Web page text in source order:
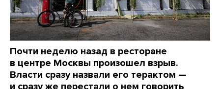
Почти неделю назад в ресторане
в центре Москвы произошел взрыв.
Власти сразу назвали его терактом —
и сразу же перестали о нем говорить